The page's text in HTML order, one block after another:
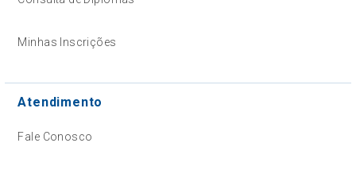
Minhas Inscrições
Atendimento
Fale Conosco